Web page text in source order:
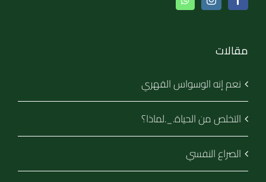
مقالات
نعم إنه الوسواس القهري
التخلص من الحياة._.لماذا؟
الصراع النفسي